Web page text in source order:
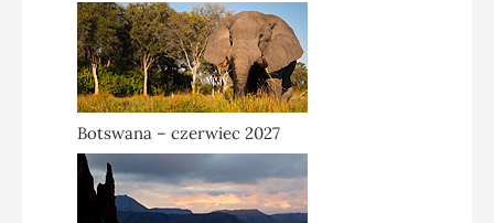
Botswana – czerwiec 2027